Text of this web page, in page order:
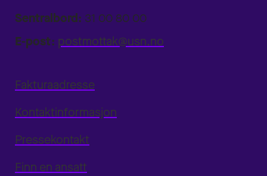
Sentralbord: 31 00 80 00
E-post: postmottak@usn.no
Fakturaadresse
Kontaktinformasjon
Pressekontakt
Finn en ansatt